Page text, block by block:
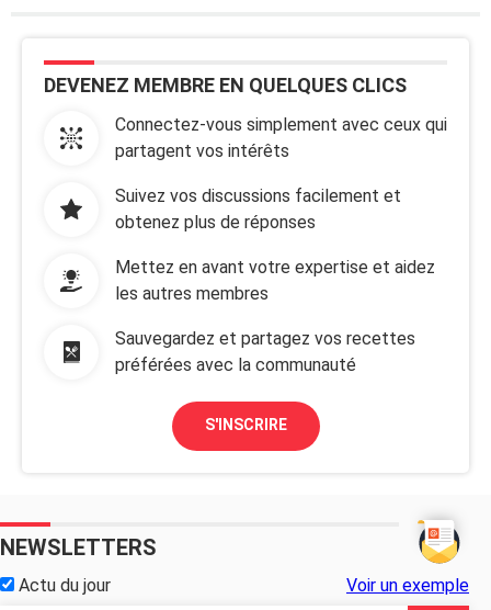
DEVENEZ MEMBRE EN QUELQUES CLICS
Connectez-vous simplement avec ceux qui
partagent vos intérêts
Suivez vos discussions facilement et
obtenez plus de réponses
Mettez en avant votre expertise et aidez
les autres membres
Sauvegardez et partagez vos recettes
préférées avec la communauté
S'INSCRIRE
NEWSLETTERS
Actu du jour Voir un exemple